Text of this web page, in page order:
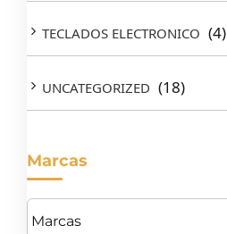
TECLADOS ELECTRONICO (4)
UNCATEGORIZED (18)
Marcas